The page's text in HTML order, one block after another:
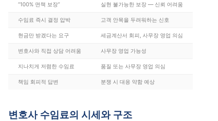
“100% 면책 보장” 실현 불가능한 보장 — 신뢰 어려움
수임료 즉시 결정 압박 고객 안목을 두려워하는 신호
현금만 받겠다는 요구 세금계산서 회피, 사무장 영업 의심
변호사와 직접 상담 어려움 사무장 영업 가능성
지나치게 저렴한 수임료 품질 또는 사무장 영업 의심
책임 회피적 답변 분쟁 시 대응 약함 예상
변호사 수임료의 시세와 구조